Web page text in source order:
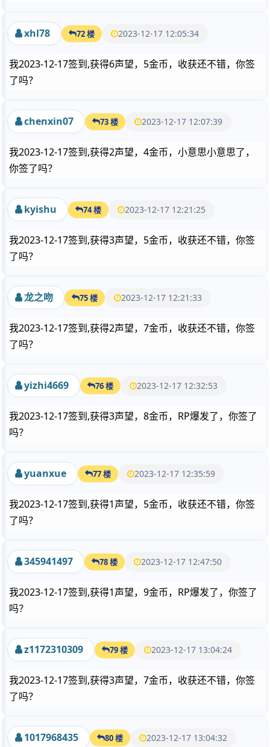
xhl78 72 楼 2023-12-17 12:05:34
我2023-12-17签到,获得6声望，5金币，收获还不错，你签
了吗？
chenxin07 73 楼 2023-12-17 12:07:39
我2023-12-17签到,获得2声望，4金币，小意思小意思了，
你签了吗？
kyishu 74 楼 2023-12-17 12:21:25
我2023-12-17签到,获得3声望，5金币，收获还不错，你签
了吗？
龙之吻 75 楼 2023-12-17 12:21:33
我2023-12-17签到,获得2声望，7金币，收获还不错，你签
了吗？
yizhi4669 76 楼 2023-12-17 12:32:53
我2023-12-17签到,获得3声望，8金币，RP爆发了，你签了
吗？
yuanxue 77 楼 2023-12-17 12:35:59
我2023-12-17签到,获得1声望，5金币，收获还不错，你签
了吗？
345941497 78 楼 2023-12-17 12:47:50
我2023-12-17签到,获得1声望，9金币，RP爆发了，你签了
吗？
z1172310309 79 楼 2023-12-17 13:04:24
我2023-12-17签到,获得3声望，7金币，收获还不错，你签
了吗？
1017968435 80 楼 2023-12-17 13:04:32